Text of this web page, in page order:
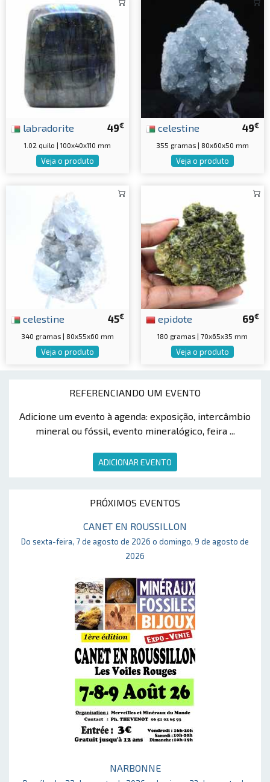
REFERENCIANDO UM EVENTO
Adicione um evento à agenda: exposição, intercâmbio
mineral ou fóssil, evento mineralógico, feira ...
ADICIONAR EVENTO
PRÓXIMOS EVENTOS
CANET EN ROUSSILLON
Do sexta-feira, 7 de agosto de 2026 o domingo, 9 de agosto de
2026
NARBONNE
49€
labradorite
1.02 quilo | 100x40x110 mm
Veja o produto
49€
celestine
355 gramas | 80x60x50 mm
Veja o produto
45€
celestine
340 gramas | 80x55x60 mm
Veja o produto
69€
epidote
180 gramas | 70x65x35 mm
Veja o produto